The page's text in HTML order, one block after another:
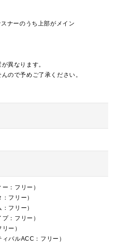
ナーのうち上部がメイン
異なります。
ので予めご了承ください。
：フリー）
フリー）
フリー）
：フリー）
ー）
バルACC：フリー）